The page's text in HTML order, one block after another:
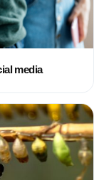
media